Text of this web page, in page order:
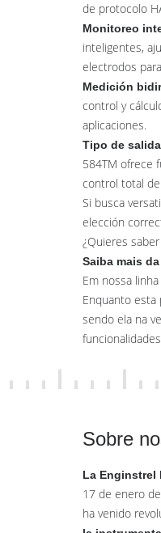
de protocolo
Monitoreo
inteligentes,
electrodos
Medición
control y
aplicaciones.
Tipo de
584TM ofrece
control total
Si busca
elección
¿Quieres
Saiba mais
Em nossa
Enquanto esta
sendo ela na
Sobre
La Enginstrel
17 de enero
ha venido